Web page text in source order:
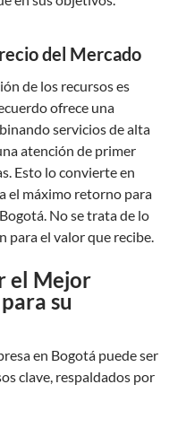
del Mercado
de los recursos es
ofrece una
servicios de alta
atención de primer
Esto lo convierte en
el máximo retorno para
No se trata de lo
para el valor que recibe.
el Mejor
su
en Bogotá puede ser
clave, respaldados por